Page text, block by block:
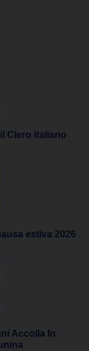
Clero italiano
estiva 2026
Accolla In